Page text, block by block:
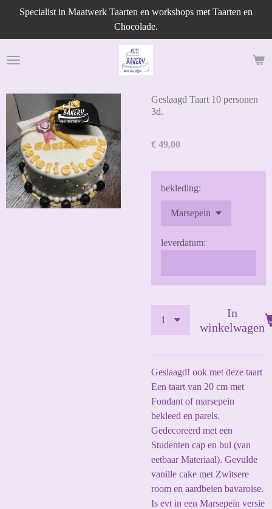
naar
de
Specialist in Maatwerk Taarten en workshops met Taarten en
Chocolade.
Geslaagd Taart 10 personen
3d.
€ 49,00
bekleding:
leverdatum:
In
winkelwagen
Geslaagd! ook met deze taart
Een taart van 20 cm met
Fondant of marsepein
bekleed en parels.
Gedecoreerd met een
Studenten cap en bul (van
eetbaar Materiaal). Gevulde
vanille cake met Zwitsere
room en aardbeien bavaroise.
Is evt in een Marsepein versie